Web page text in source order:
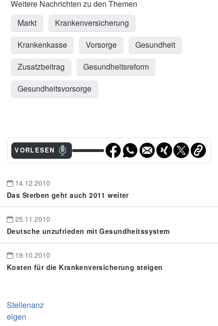
Markt
Krankenversicherung
Krankenkasse
Vorsorge
Gesundheit
Zusatzbeitrag
Gesundheitsreform
Gesundheitsvorsorge
VORLESEN
14.12.2010
Das Sterben geht auch 2011 weiter
25.11.2010
Deutsche unzufrieden mit Gesundheitssystem
19.10.2010
Kosten für die Krankenversicherung steigen
Stellenanz
eigen